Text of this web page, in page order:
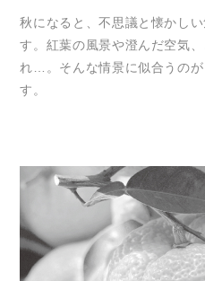
秋になると、不思議と懐かし
す。紅葉の風景や澄んだ空気
れ…。そんな情景に似合うの
す。